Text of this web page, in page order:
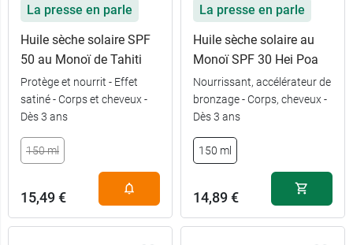
La presse en parle
Huile sèche solaire SPF
50 au Monoï de Tahiti
Protège et nourrit - Effet
satiné - Corps et cheveux -
Dès 3 ans
150 ml
15,49 €
La presse en parle
Huile sèche solaire au
Monoï SPF 30 Hei Poa
Nourrissant, accélérateur de
bronzage - Corps, cheveux -
Dès 3 ans
150 ml
14,89 €